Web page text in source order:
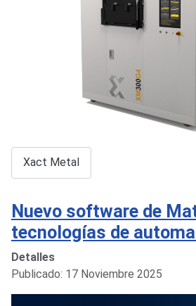
Xact Metal
Nuevo software de
tecnologías de
Detalles
Publicado: 17 Noviembre 2025